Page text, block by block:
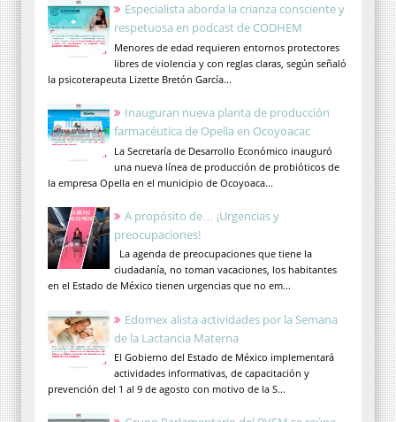
Especialista aborda la crianza consciente y
respetuosa en podcast de CODHEM
Menores de edad requieren entornos protectores
libres de violencia y con reglas claras, según señaló
la psicoterapeuta Lizette Bretón García...
Inauguran nueva planta de producción
farmacéutica de Opella en Ocoyoacac
La Secretaría de Desarrollo Económico inauguró
una nueva línea de producción de probióticos de
la empresa Opella en el municipio de Ocoyoaca...
A propósito de… ¡Urgencias y
preocupaciones!
La agenda de preocupaciones que tiene la
ciudadanía, no toman vacaciones, los habitantes
en el Estado de México tienen urgencias que no em...
Edomex alista actividades por la Semana
de la Lactancia Materna
El Gobierno del Estado de México implementará
actividades informativas, de capacitación y
prevención del 1 al 9 de agosto con motivo de la S...